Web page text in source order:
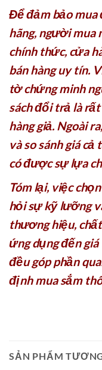
Để đảm bảo mua
hãng, người mua
chính thức, cửa
bán hàng uy tín.
tờ chứng minh
sách đổi trả là
hàng giả. Ngoài
và so sánh giá
có được sự lựa
Tóm lại, việc
hỏi sự kỹ lưỡng
thương hiệu,
ứng dụng đến
đều góp phần
định mua sắm
SẢN PHẨM